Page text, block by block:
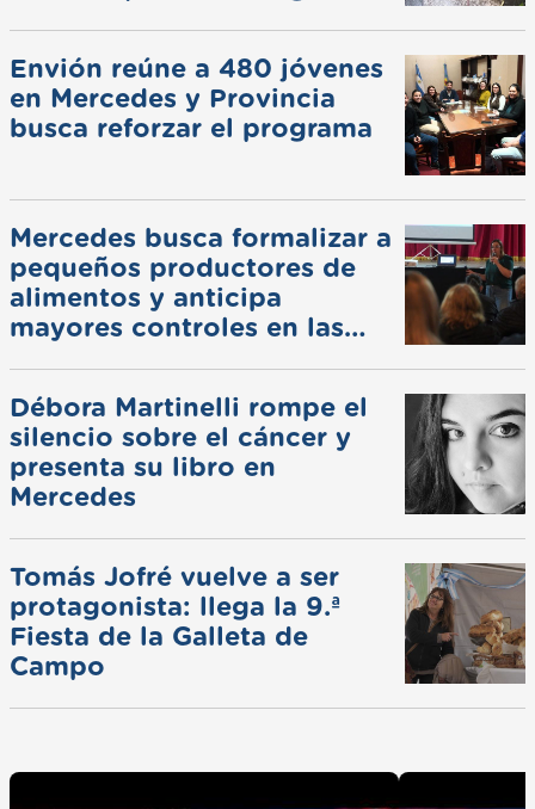
Envión reúne a 480 jóvenes
en Mercedes y Provincia
busca reforzar el programa
Mercedes busca formalizar a
pequeños productores de
alimentos y anticipa
mayores controles en las
Débora Martinelli rompe el
silencio sobre el cáncer y
presenta su libro en
Mercedes
Tomás Jofré vuelve a ser
protagonista: llega la 9.ª
Fiesta de la Galleta de
Campo